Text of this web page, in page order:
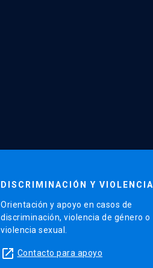
DISCRIMINACIÓN Y VIOLENCIA
Orientación y apoyo en casos de
discriminación, violencia de género o
violencia sexual.
launch Contacto para apoyo